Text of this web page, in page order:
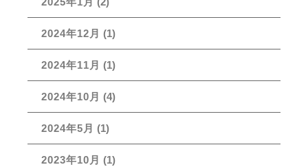
2024年12月 (1)
2024年11月 (1)
2024年10月 (4)
2024年5月 (1)
2023年10月 (1)